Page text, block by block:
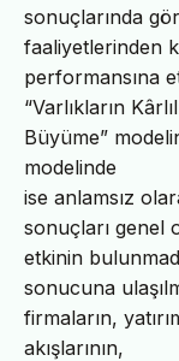
sonuçlarında
faaliyetlerinden
performansına
“Varlıkların
Büyüme”
modelinde
ise anlamsız
sonuçları genel
etkinin
sonucuna
firmaların,
akışlarının,